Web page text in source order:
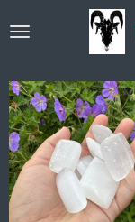
direct
de
hoofdinhoud